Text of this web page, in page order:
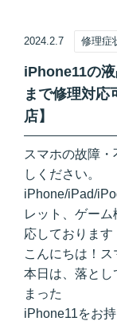
2024.2.7 修理症
iPhone11の
まで修理対応
店】
スマホの故障
しください。
iPhone/iPad/
レット、ゲー
応しております
こんにちは！ス
本日は、落とし
まった
iPhone11をお